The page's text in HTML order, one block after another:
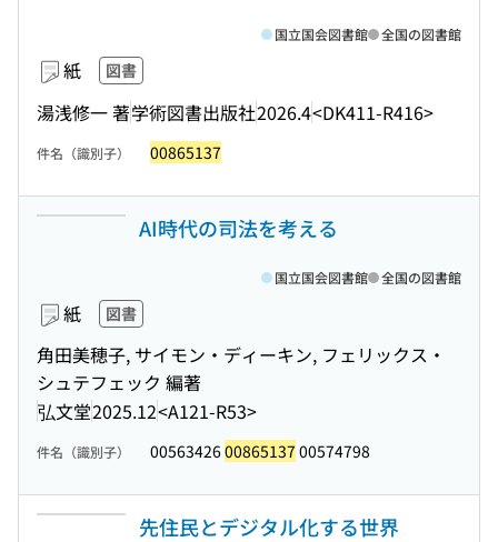
紙 図書
湯浅修一 著学術図書出版社2026.4<DK411-R416>
国立国会図書館 全国の図書館
件名（識別子） 00865137
AI時代の司法を考える
紙 図書
角田美穂子, サイモン・ディーキン, フェリックス・
シュテフェック 編著
弘文堂2025.12<A121-R53>
国立国会図書館 全国の図書館
件名（識別子） 0056342600865137 00574798
先住民とデジタル化する世界